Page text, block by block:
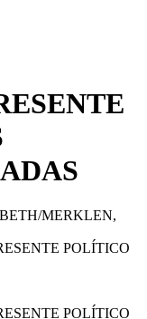
MERKLEN,